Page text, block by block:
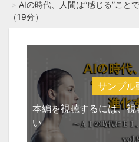
AIの時代、人間は“感じる”こと
（19分）
サンプル
本編を視聴するには、
い